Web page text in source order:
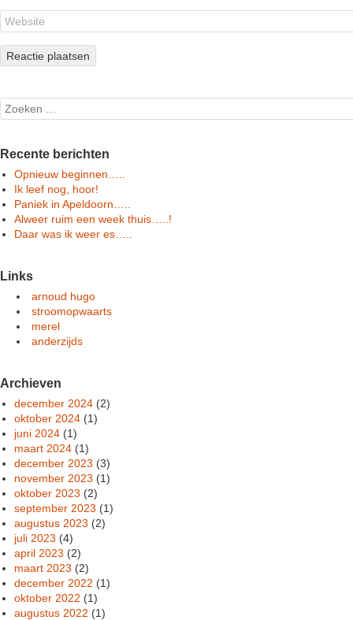
Search
Recente berichten
Opnieuw beginnen…..
Ik leef nog, hoor!
Paniek in Apeldoorn…..
Alweer ruim een week thuis…..!
Daar was ik weer es…..
Links
arnoud hugo
stroomopwaarts
merel
anderzijds
Archieven
december 2024 (2)
oktober 2024 (1)
juni 2024 (1)
maart 2024 (1)
december 2023 (3)
november 2023 (1)
oktober 2023 (2)
september 2023 (1)
augustus 2023 (2)
juli 2023 (4)
april 2023 (2)
maart 2023 (2)
december 2022 (1)
oktober 2022 (1)
augustus 2022 (1)